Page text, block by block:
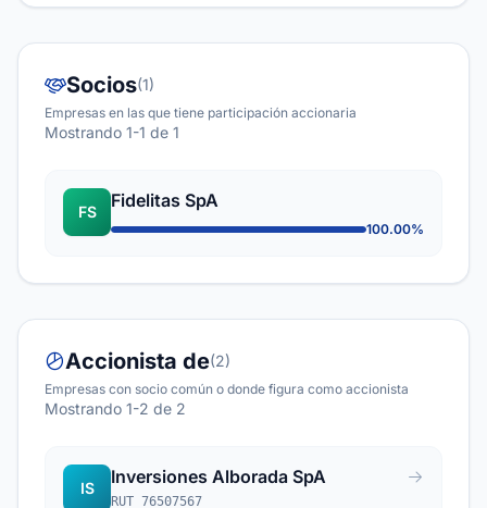
Socios(1)
Empresas en las que tiene participación accionaria
Mostrando 1-1 de 1
FS
Fidelitas SpA
100.00%
Accionista de(2)
Empresas con socio común o donde figura como accionista
Mostrando 1-2 de 2
IS
Inversiones Alborada SpA
RUT 76507567